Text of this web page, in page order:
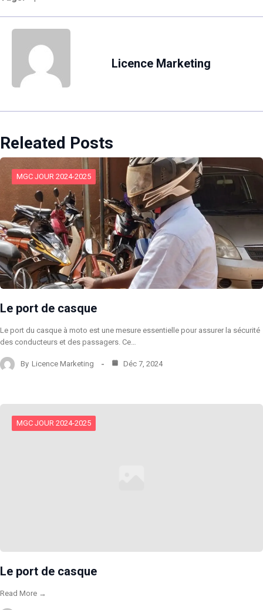
Licence Marketing
Releated Posts
MGC JOUR 2024-2025
Le port de casque
Le port du casque à moto est une mesure essentielle pour assurer la sécurité
des conducteurs et des passagers. Ce…
By Licence Marketing Déc 7, 2024
MGC JOUR 2024-2025
Le port de casque
Read More →